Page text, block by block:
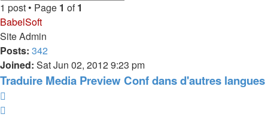
1 post • Page 1 of1
BabelSoft
Site Admin
Posts: 342
Joined: Sat Jun 02, 2012 9:23 pm
Traduire Media Preview Conf dans d'autres langues